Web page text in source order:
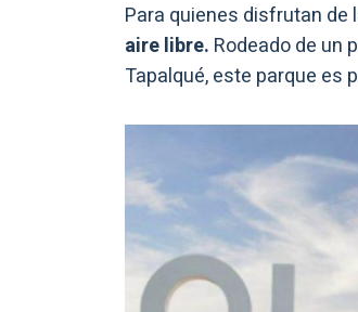
Para quienes disfrutan de
aire libre. Rodeado de un
Tapalqué, este parque